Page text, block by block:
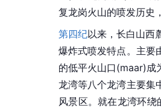
复龙岗火山的喷发历史
第四纪以来，长白山西
爆炸式喷发特点。主要
的低平火山口(maar)成
龙湾等八个龙湾主要集
风景区。就在龙湾环